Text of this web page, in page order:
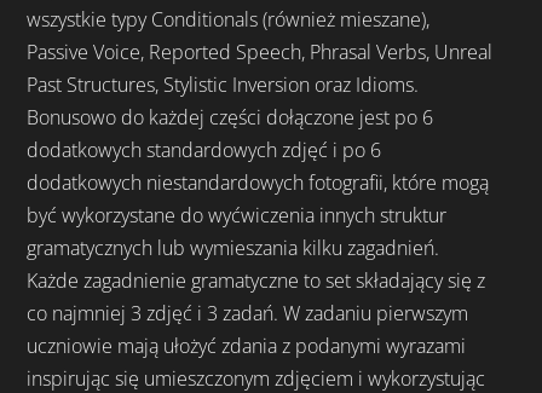
wszystkie typy Conditionals (również mieszane),
Passive Voice, Reported Speech, Phrasal Verbs, Unreal
Past Structures, Stylistic Inversion oraz Idioms.
Bonusowo do każdej części dołączone jest po 6
dodatkowych standardowych zdjęć i po 6
dodatkowych niestandardowych fotografii, które mogą
być wykorzystane do wyćwiczenia innych struktur
gramatycznych lub wymieszania kilku zagadnień.
Każde zagadnienie gramatyczne to set składający się z
co najmniej 3 zdjęć i 3 zadań. W zadaniu pierwszym
uczniowie mają ułożyć zdania z podanymi wyrazami
inspirując się umieszczonym zdjęciem i wykorzystując